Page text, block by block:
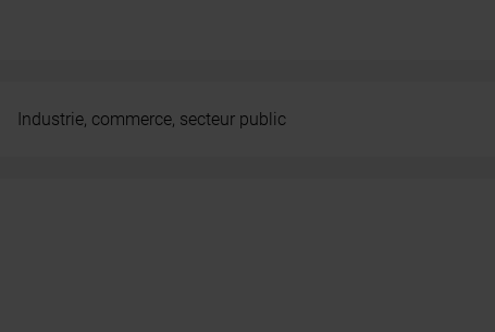
Industrie, commerce, secteur public